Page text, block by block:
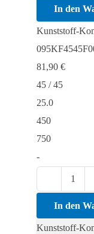
25
In den
Kunststoff-
81,90 €
45 / 45
25.0
450
750
-
25
In den
Kunststoff-